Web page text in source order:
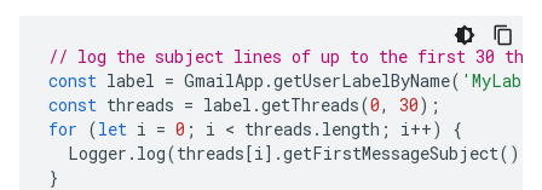
// log the subject lines of up to the first 30
const label = GmailApp .getUserLabelByName(
const threads = label .getThreads(0, 30);
for (let i = 0 ; i < threads . length ; i++)
{
Logger . log(threads[i].getFirstMessageSubject());
}